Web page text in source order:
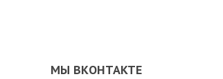
МЫ ВКОНТАКТЕ